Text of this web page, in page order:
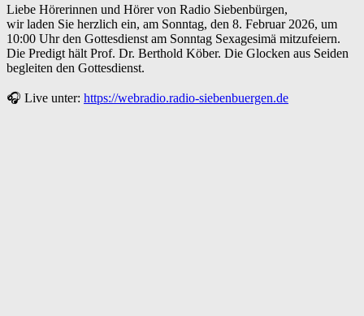
Liebe Hörerinnen und Hörer von Radio Siebenbürgen,
wir laden Sie herzlich ein, am Sonntag, den 8. Februar 2026, um
10:00 Uhr den Gottesdienst am Sonntag Sexagesimä mitzufeiern.
Die Predigt hält Prof. Dr. Berthold Köber. Die Glocken aus Seiden
begleiten den Gottesdienst.
🎧 Live unter: https://webradio.radio-siebenbuergen.de